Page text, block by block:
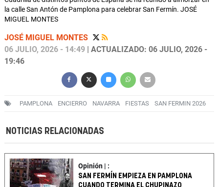
la calle San Antón de Pamplona para celebrar San Fermín. JOSÉ
MIGUEL MONTES
JOSÉ MIGUEL MONTES
06 JULIO, 2026 - 14:49 | ACTUALIZADO: 06 JULIO, 2026 -
19:46
PAMPLONA ENCIERRO NAVARRA FIESTAS SAN FERMIN 2026
NOTICIAS RELACIONADAS
Opinión | :
SAN FERMÍN EMPIEZA EN PAMPLONA
CUANDO TERMINA EL CHUPINAZO